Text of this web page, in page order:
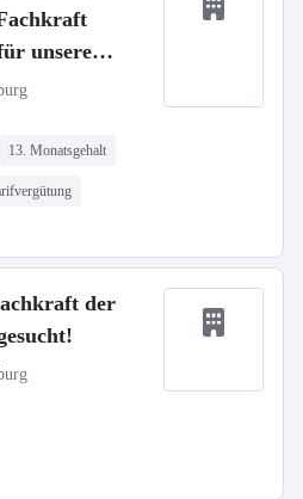
unsere
und
13. Monatsgehalt
der